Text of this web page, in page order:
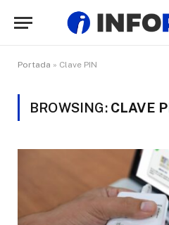
Portada » Clave PIN
BROWSING: CLAVE